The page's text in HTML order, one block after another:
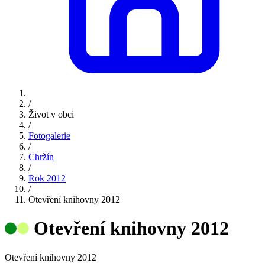
/
Život v obci
/
Fotogalerie
/
Chržín
/
Rok 2012
/
Otevření knihovny 2012
Otevření knihovny 2012
Otevření knihovny 2012